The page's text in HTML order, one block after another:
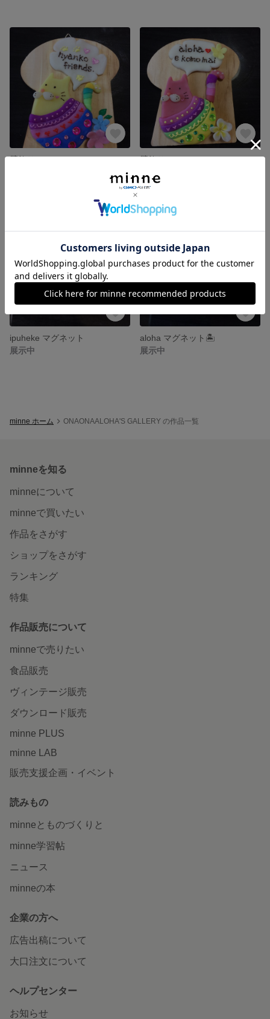
壁飾り ニャンコpart2
壁飾り ニャンコ
ipuheke マグネット
展示中
aloha マグネット🏝
展示中
minne ホーム ONAONAALOHA'S GALLERY の作品一覧
minneを知る
minneについて
minneで買いたい
作品をさがす
ショップをさがす
ランキング
特集
作品販売について
minneで売りたい
食品販売
ヴィンテージ販売
ダウンロード販売
minne PLUS
minne LAB
販売支援企画・イベント
読みもの
minneとものづくりと
minne学習帖
ニュース
minneの本
企業の方へ
広告出稿について
大口注文について
ヘルプセンター
お知らせ